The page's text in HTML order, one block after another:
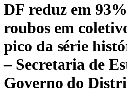
DF reduz em
roubos em
pico da série
– Secretaria de
Governo do